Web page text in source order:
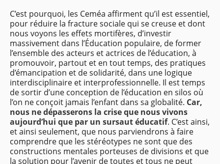
C’est pourquoi, les Ceméa affirment qu’il est essentiel,
pour réduire la fracture sociale qui se creuse et dont
nous voyons les effets mortifères, d’investir
massivement dans l’Éducation populaire, de former
l’ensemble des acteurs et actrices de l’éducation, à
promouvoir, partout et en tout temps, des pratiques
d’émancipation et de solidarité, dans une logique
interdisciplinaire et interprofessionnelle. Il est temps
de sortir d’une conception de l’éducation en silos où
l’on ne conçoit jamais l’enfant dans sa globalité. Car,
nous ne dépasserons la crise que nous vivons
aujourd’hui que par un sursaut éducatif. C’est ainsi,
et ainsi seulement, que nous parviendrons à faire
comprendre que les stéréotypes ne sont que des
constructions mentales porteuses de divisions et que
la solution pour l’avenir de toutes et tous ne peut